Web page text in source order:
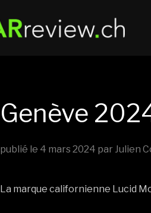
Genève
publié le 4 mars 2024 par Julien
La marque californienne Lucid